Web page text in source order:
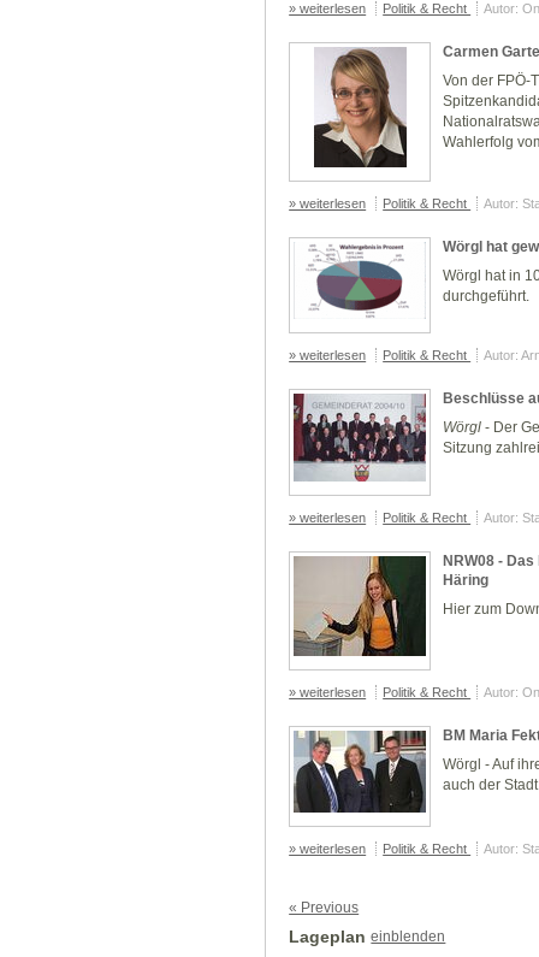
» weiterlesen Politik & Recht Autor:
Carmen
Von der FPÖ-
Wahlerfolg
» weiterlesen Politik & Recht Autor:
Wörgl hat
Wörgl hat in
durchgeführt.
» weiterlesen Politik & Recht Autor:
Beschlüsse
Wörgl - Der
Sitzung
» weiterlesen Politik & Recht Autor:
NRW08 -
Häring
Hier zum
» weiterlesen Politik & Recht Autor:
BM Maria
Wörgl - Auf
auch der
» weiterlesen Politik & Recht Autor:
« Previous
Lageplan einblenden